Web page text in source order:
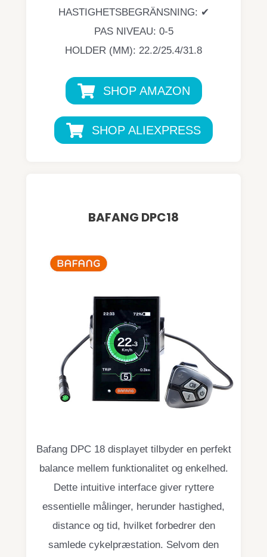
HASTIGHETSBEGRÄNSNING: ✔
PAS NIVEAU: 0-5
HOLDER (MM): 22.2/25.4/31.8
SHOP AMAZON
SHOP ALIEXPRESS
BAFANG DPC18
Bafang DPC 18 displayet tilbyder en perfekt
balance mellem funktionalitet og enkelhed.
Dette intuitive interface giver ryttere
essentielle målinger, herunder hastighed,
distance og tid, hvilket forbedrer den
samlede cykelpræstation. Selvom den